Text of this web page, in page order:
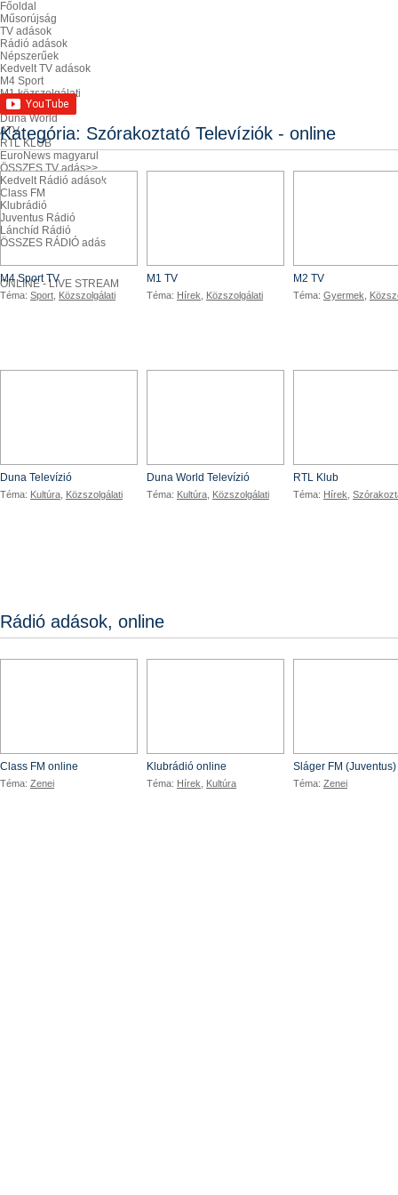
Főoldal
Műsorújság
TV adások
Rádió adások
Népszerűek
Kedvelt TV adások
M4 Sport
M1 közszolgálati
Duna TV
Duna World
ATV
RTL KLUB
EuroNews magyarul
ÖSSZES TV adás>>
Kedvelt Rádió adások
Class FM
Klubrádió
Juventus Rádió
Lánchíd Rádió
ÖSSZES RÁDIÓ adás
Kategória: Szórakoztató TV-k - Élő
ONLINE - LIVE STREAM
Kategória: Szórakoztató Televíziók - online
M4 TV
M4 Sport TV
Téma: Sport Közszolgálati
M1 TV
Téma: Hírek Közszolgálati
M2 TV
Téma: Gyermek
Duna Televízió
Téma: Kultúra Közszolgálati
Duna World Televízió
Téma: Kultúra Közszolgálati
RTL Klub
Téma: Hírek
Rádió adások, online
Class FM online
Téma: Zenei
Klubrádió online
Téma: Hírek Kultúra
Sláger FM (Juventus)
Téma: Zenei